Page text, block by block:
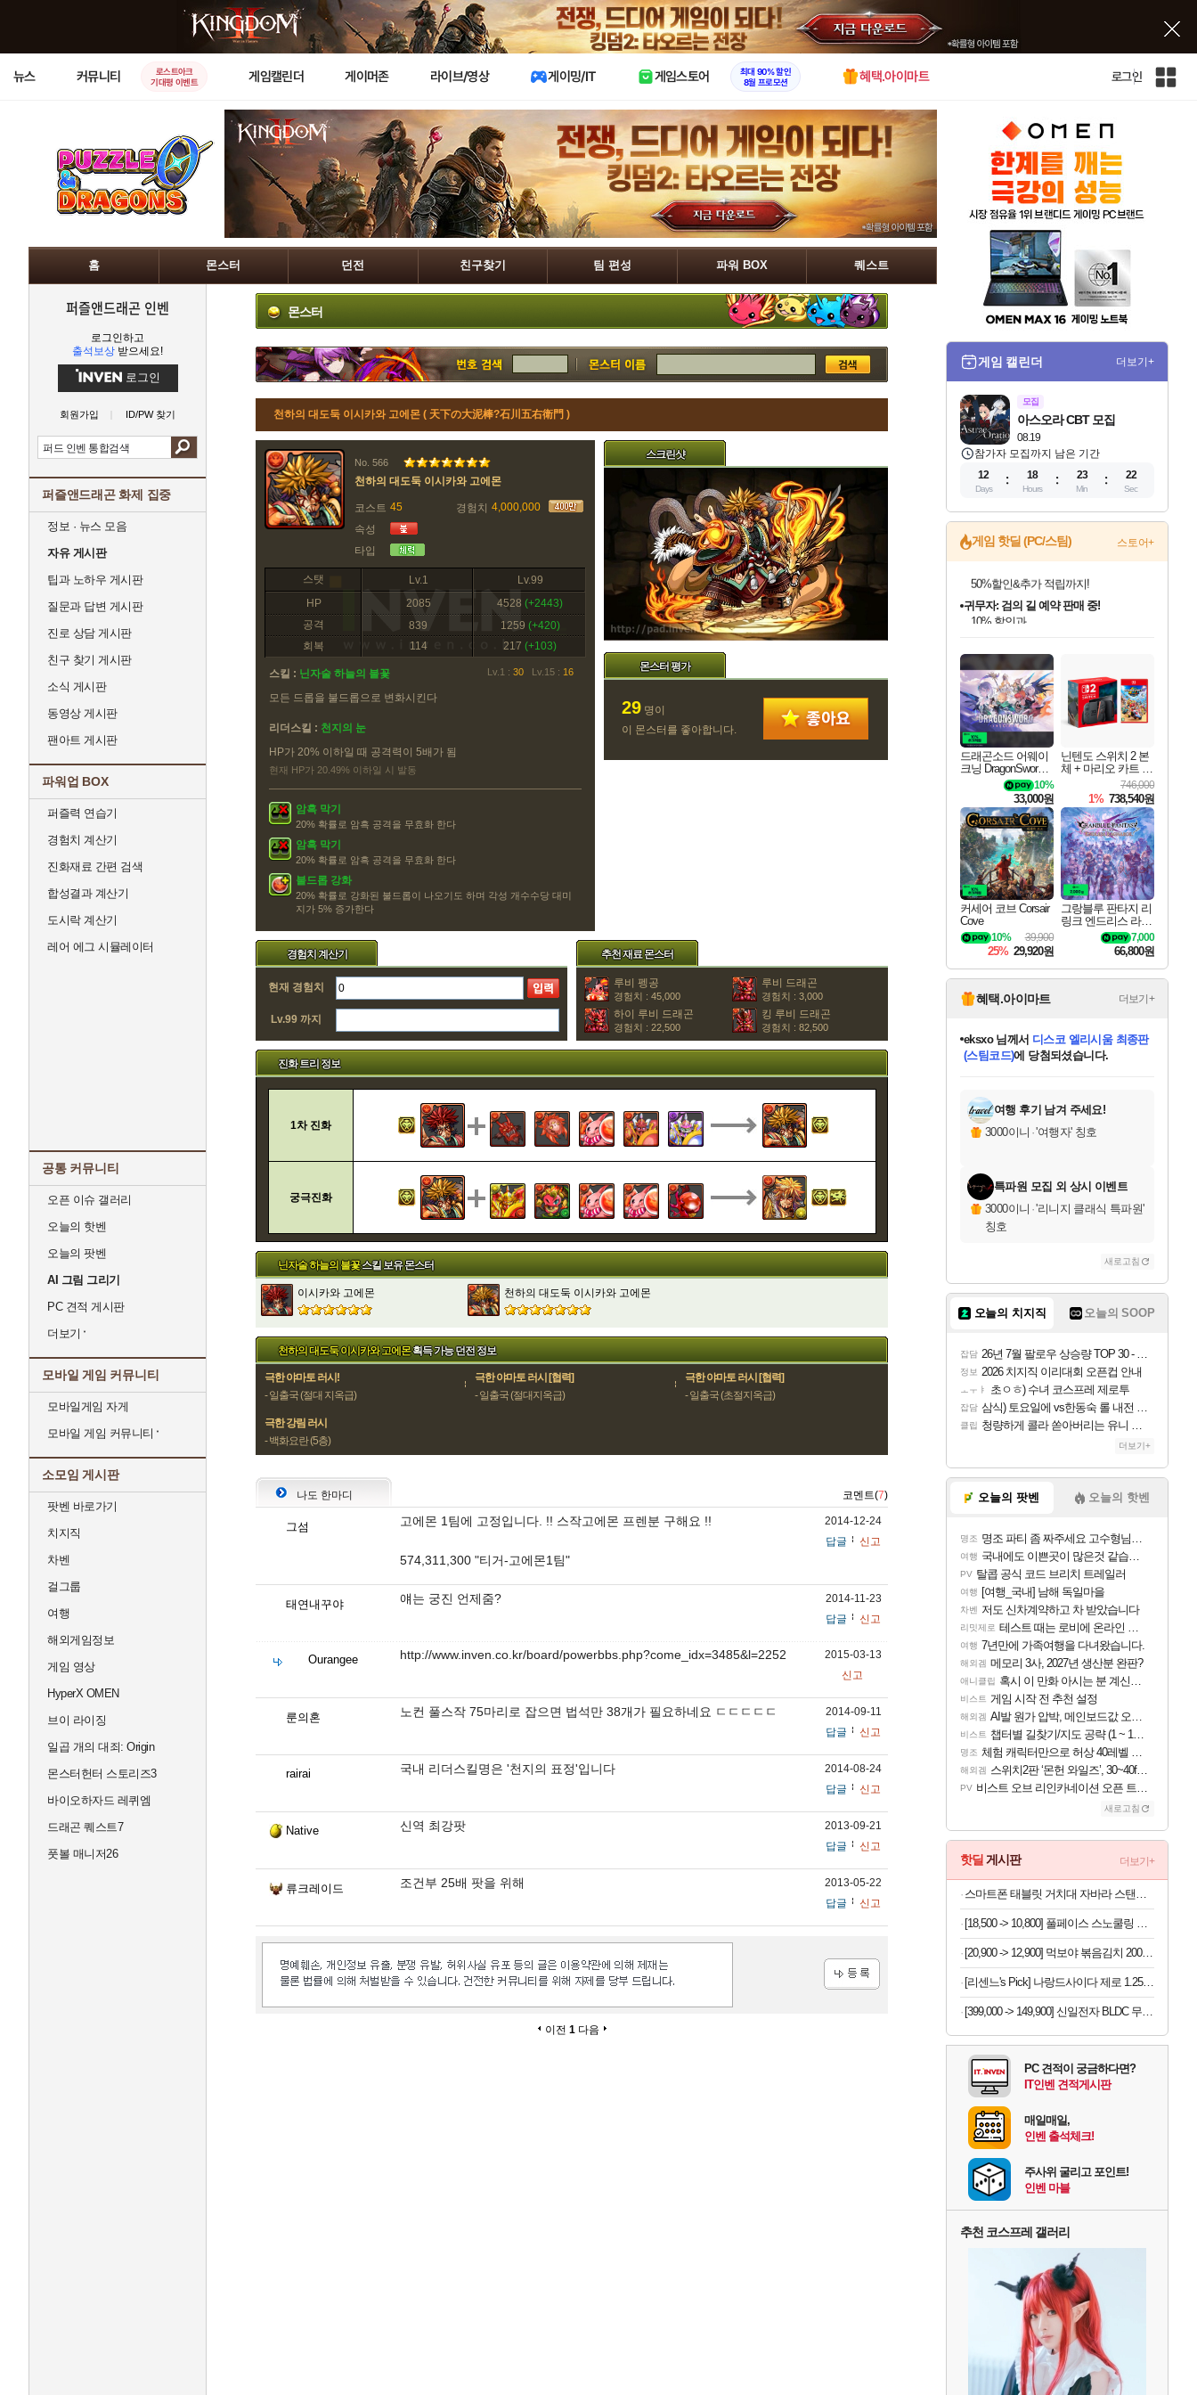
X
뉴스 커뮤니티
로스트아크
기대평 이벤트
게임캘린더 게이머존 라이브/영상 게이밍/IT 게임스토어
최대 90% 할인
8월 프로모션
혜택.아이마트 로그인
인
홈 몬스터 던전 친구찾기 팀 편성 파워 BOX 퀘스트
퍼즐앤드래곤 인벤
로그인하고
출석보상 받으세요!
로그인
회원가입 ID/PW 찾기
퍼즐앤드래곤 화제 집중
정보 · 뉴스 모음
자유 게시판
팁과 노하우 게시판
질문과 답변 게시판
진로 상담 게시판
친구 찾기 게시판
소식 게시판
동영상 게시판
팬아트 게시판
파워업 BOX
퍼즐력 연습기
경험치 계산기
진화재료 간편 검색
합성결과 계산기
도시락 계산기
레어 에그 시뮬레이터
공통 커뮤니티
오픈 이슈 갤러리
오늘의 핫벤
오늘의 팟벤
AI 그림 그리기
PC 견적 게시판
더보기
모바일 게임 커뮤니티
모바일게임 자게
모바일 게임 커뮤니티
소모임 게시판
팟벤 바로가기
치지직
차벤
걸그룹
여행
해외게임정보
게임 영상
HyperX OMEN
브이 라이징
일곱 개의 대죄: Origin
몬스터헌터 스토리즈3
바이오하자드 레퀴엠
드래곤 퀘스트7
풋볼 매니저26
몬스터
천하의 대도둑 이시카와 고에몬 ( 天下の大泥棒?石川五右衛門 )
No. 566
천하의 대도둑 이시카와 고에몬
코스트 45 경험치 4,000,000
속성
타입
스탯 Lv.1
Lv.99
HP
2085 4528 (+2443)
공격
839 1259 (+420)
회복
114 217 (+103)
스킬 : 닌자술 하늘의 불꽃 Lv.1 : 30 Lv.15 : 16
모든 드롭을 불드롭으로 변화시킨다
리더스킬 : 천지의 눈
HP가 20% 이하일 때 공격력이 5배가 됨
현재 HP가 20.49% 이하일 시 발동
암흑 막기
20% 확률로 암흑 공격을 무효화 한다
암흑 막기
20% 확률로 암흑 공격을 무효화 한다
불드롭 강화
20% 확률로 강화된 불드롭이 나오기도 하며 각성 개수수당 대미
지가 5% 증가한다
스크린샷
몬스터 평가
29 명이
이 몬스터를 좋아합니다.
경험치 계산기
현재 경험치
Lv.99 까지
추천 재료 몬스터
루비 펭공
경험치 : 45,000
루비 드래곤
경험치 : 3,000
하이 루비 드래곤
경험치 : 22,500
킹 루비 드래곤
경험치 : 82,500
진화 트리 정보
1차 진화
궁극진화
닌자술 하늘의 불꽃스킬 보유 몬스터
이시카와 고에몬 천하의 대도둑 이시카와 고에몬
천하의 대도둑 이시카와 고에몬획득 가능 던전 정보
극한 야마토 러시!
- 일출국 (절대 지옥급)
극한 야마토 러시 [협력]
- 일출국 (절대지옥급)
극한 야마토 러시 [협력]
- 일출국 (초절지옥급)
극한 강림 러시
- 백화요란 (5층)
나도 한마디 코멘트(7)
그섬 고에몬 1팀에 고정입니다. !! 스작고에몬 프렌분 구해요 !!
574,311,300 "티거-고에몬1팀"
2014-12-24
답글
신고
태연내꾸야 얘는 궁진 언제줌?
2014-11-23
답글
신고
Ourangee http://www.inven.co.kr/board/powerbbs.php?come_idx=3485&l=2252
2015-03-13
신고
룬의혼 노컨 풀스작 75마리로 잡으면 법석만 38개가 필요하네요 ㄷㄷㄷㄷㄷ
2014-09-11
답글
신고
rairai 국내 리더스킬명은 '천지의 표정'입니다
2014-08-24
답글
신고
Native 신역 최강팟
2013-09-21
답글
신고
류크레이드 조건부 25배 팟을 위해
2013-05-22
답글
신고
이전 1 다음
게임 캘린더 더보기+
모집
08.19
아스오라 CBT 모집
참가자 모집까지 남은 기간
12
Days
18
Hours
23
Min
21
Sec
게임 핫딜 (PC/스팀) 스토어+
최대 90% 할인가를 만나보세요!
네이버혜택과 함께 만나보세요!
50%할인&추가 적립까지!
귀무자: 검의 길 예약 판매 중!
10% 할인과
이니&베니 혜택까지!
네이버 혜택가와 함께 예약하세요!
할인&네이버혜택으로 만나보세요!
네이버페이 혜택과 만나보세요!
40주년 프로모션으로 만나보세요!
네이버 포인트 혜택까지!
할인가에 만나보세요!
일부 에디션 상시 할인!
혜택으로 예약 판매 중
편안하게 충전하세요
드래곤소드 어웨이
크닝 DragonSword A
10%
33,000원
닌텐도 스위치 2 본
체 + 마리오 카트 월
746,000
1% 738,540원
커세어 코브 Corsair
Cove
39,900
10%
25% 29,920원
그랑블루 판타지 리
링크 엔드리스 라그
나로크 Granblue Fa
ntasy Relink Endless
7,000
66,800원
혜택.아이마트 더보기+
당첨되셨습니다.
당첨되셨습니다.
eksxo님께서 디스코 엘리시움 최종판
(스팀코드)에 당첨되셨습니다.
당첨되셨습니다.
당첨되셨습니다.
에디션 (스팀코드) 를 교환.
당첨되셨습니다.
당첨되셨습니다.
당첨되셨습니다.
당첨되셨습니다.
여행 후기 남겨 주세요!
3000이니 ·'여행자' 칭호
특파원 모집 외 상시 이벤트
3000이니 ·'리니지 클래식 특파원'
칭호
새로고침
오늘의 치지직 오늘의 SOOP
잡담 26년 7월 팔로우 상승량 TOP 30 - 월간 치지직
정보 2026 치지직 이리대회 오픈컵 안내
ㅗㅜㅑ 초ㅇㅎ) 수녀 코스프레 제로투
잡담 삼식) 토요일에 vs한동숙 롤 내전 예정
클립 청량하게 콜라 쏟아버리는 유니 ㅋㅋㅋ
더보기+
오늘의 팟벤 오늘의 핫벤
명조 명조 파티 좀 짜주세요 고수형님들…
여행 국내에도 이쁜곳이 많은것 같습니다
PV 탈콥 공식 코드 브리치 트레일러
여행 [여행_국내] 남해 독일마을
차벤 저도 신차계약하고 차 받았습니다
리밋제로 테스트 때는 로비에 온라인 기능이 있는데
여행 7년만에 가족여행을 다녀왔습니다.
해외겜 메모리 3사, 2027년 생산분 완판?
애니클립 혹시 이 만화 아시는 분 계신가요
비스트 게임 시작 전 추천 설정
해외겜 AI발 원가 압박, 메인보드값 오르나
비스트 챕터별 길찾기/지도 공략 (1 ~ 12장)
명조 체험 캐릭터만으로 허상 40레벨 하이와티아 5분 컷!｜에이메스·린네·모니에 명함
해외겜 스위치2판 ‘몬헌 와일즈’, 30~40fps 목표 추정
PV 비스트 오브 리인카네이션 오픈 트레일러
새로고침
핫딜 게시판 더보기+
스마트폰 태블릿 거치대 자바라 스탠드, 블랙, 1개
[18,500 -> 10,800] 풀페이스 스노쿨링 마스크
[20,900 -> 12,900] 먹보야 볶음김치 200g 8봉지
[리센느's Pick] 나랑드사이다 제로 1.25L 12입 1박스
[399,000 -> 149,900] 신일전자 BLDC 무선 청소기 + 충전거치대
PC 견적이 궁금하다면?
IT인벤 견적게시판
매일매일,
인벤 출석체크!
주사위 굴리고 포인트!
인벤 마블
추천 코스프레 갤러리